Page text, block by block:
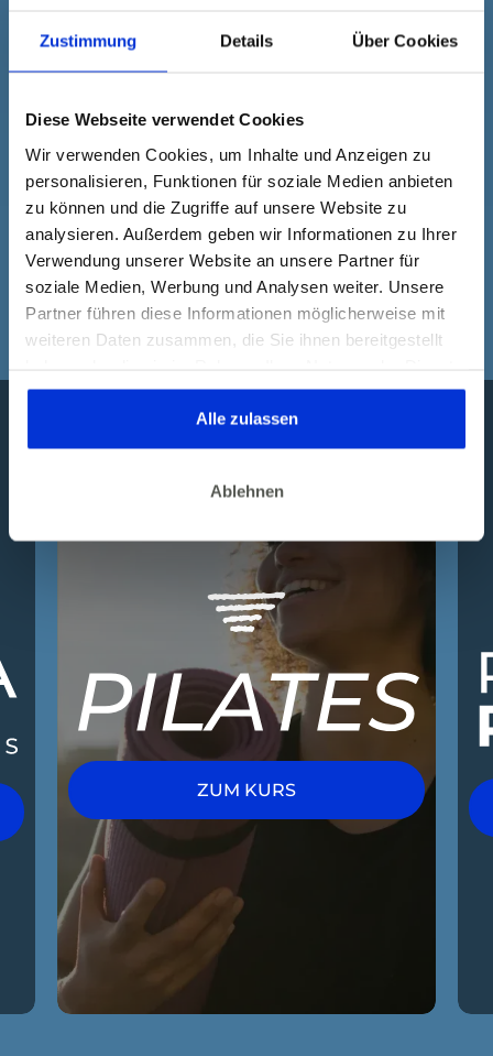
Zustimmung Details Über Cookies
Diese Webseite verwendet Cookies
Wir verwenden Cookies, um Inhalte und Anzeigen zu
personalisieren, Funktionen für soziale Medien anbieten
zu können und die Zugriffe auf unsere Website zu
analysieren. Außerdem geben wir Informationen zu Ihrer
Verwendung unserer Website an unsere Partner für
soziale Medien, Werbung und Analysen weiter. Unsere
Partner führen diese Informationen möglicherweise mit
weiteren Daten zusammen, die Sie ihnen bereitgestellt
gesammelt haben. Dies gilt auch für Gesundheitsdaten,
die gegebenenfalls für die Kursdurchführung erhoben
werden.
Alle zulassen
Ablehnen
Ich freue mich auf Dich!
Deine Inanna
Nix für Dich? Hier findest
Du bestimmt etwas
Passendes.
ZUM KURS